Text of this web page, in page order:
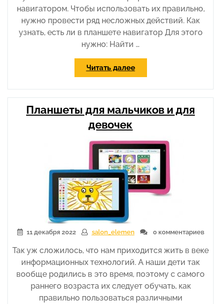
навигатором. Чтобы использовать их правильно,
нужно провести ряд несложных действий. Как
узнать, есть ли в планшете навигатор Для этого
нужно: Найти …
Читать далее«Как
использовать
планшет
в
качестве
Планшеты для мальчиков и для
девочек
11 декабря 2022 salon_elemen 0 комментариев
Так уж сложилось, что нам приходится жить в веке
информационных технологий. А наши дети так
вообще родились в это время, поэтому с самого
раннего возраста их следует обучать, как
правильно пользоваться различными